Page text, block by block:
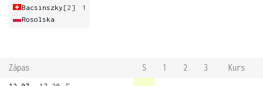
Bacsinszky [2]
1
Rosolska
Zápas S 1 2 3
Kurs